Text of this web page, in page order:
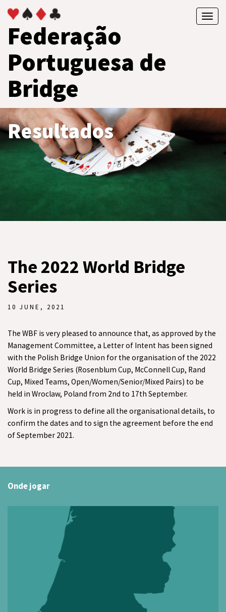
Federação
Portuguesa de
Bridge
Resultados
The 2022 World Bridge
Series
10 JUNE, 2021
The WBF is very pleased to announce that, as approved by the
Management Committee, a Letter of Intent has been signed
with the Polish Bridge Union for the organisation of the 2022
World Bridge Series (Rosenblum Cup, McConnell Cup, Rand
Cup, Mixed Teams, Open/Women/Senior/Mixed Pairs) to be
held in Wroclaw, Poland from 2nd to 17th September.
Work is in progress to define all the organisational details, to
confirm the dates and to sign the agreement before the end
of September 2021.
Onde jogar